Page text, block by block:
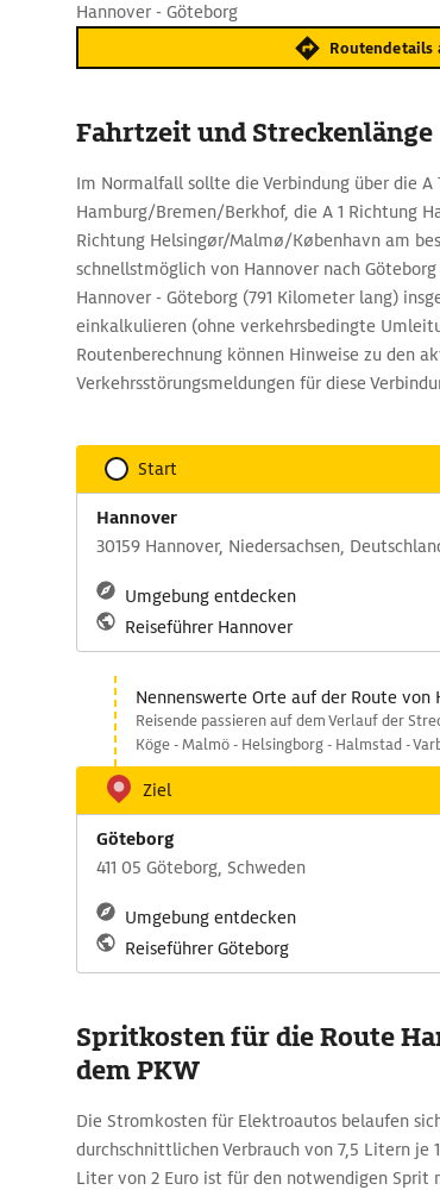
Hannover - Göteborg
Routendetails
Fahrtzeit und Streckenlänge
Im Normalfall sollte die Verbindung über die A
Hamburg/Bremen/Berkhof, die A 1 Richtung
Richtung Helsingør/Malmø/København am
schnellstmöglich von Hannover nach
Hannover - Göteborg (791 Kilometer lang)
einkalkulieren (ohne verkehrsbedingte
Routenberechnung können Hinweise zu den
Verkehrsstörungsmeldungen für diese
Start
Hannover
30159 Hannover, Niedersachsen,
Umgebung entdecken
Reiseführer Hannover
Nennenswerte Orte auf der Route von
Reisende passieren auf dem Verlauf der
Köge - Malmö - Helsingborg - Halmstad -
Ziel
Göteborg
411 05 Göteborg, Schweden
Umgebung entdecken
Reiseführer Göteborg
Spritkosten für die Route
dem PKW
Die Stromkosten für Elektroautos belaufen
durchschnittlichen Verbrauch von 7,5 Litern je
Liter von 2 Euro ist für den notwendigen Sprit